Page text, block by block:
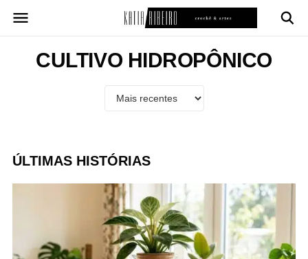
para
conteúdoCULTIVO HIDROPÔNICO
ÚLTIMAS HISTÓRIAS